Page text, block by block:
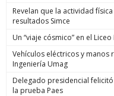
Revelan que la actividad
resultados Simce
Un “viaje cósmico” en el
Vehículos eléctricos y
Ingeniería Umag
Delegado presidencial
la prueba Paes